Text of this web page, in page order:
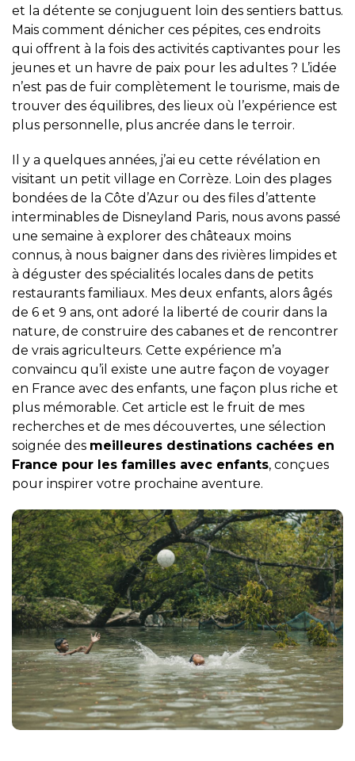
et la détente se conjuguent loin des sentiers battus.
Mais comment dénicher ces pépites, ces endroits
qui offrent à la fois des activités captivantes pour les
jeunes et un havre de paix pour les adultes ? L’idée
n’est pas de fuir complètement le tourisme, mais de
trouver des équilibres, des lieux où l’expérience est
plus personnelle, plus ancrée dans le terroir.
Il y a quelques années, j’ai eu cette révélation en
visitant un petit village en Corrèze. Loin des plages
bondées de la Côte d’Azur ou des files d’attente
interminables de Disneyland Paris, nous avons passé
une semaine à explorer des châteaux moins
connus, à nous baigner dans des rivières limpides et
à déguster des spécialités locales dans de petits
restaurants familiaux. Mes deux enfants, alors âgés
de 6 et 9 ans, ont adoré la liberté de courir dans la
nature, de construire des cabanes et de rencontrer
de vrais agriculteurs. Cette expérience m’a
convaincu qu’il existe une autre façon de voyager
en France avec des enfants, une façon plus riche et
plus mémorable. Cet article est le fruit de mes
recherches et de mes découvertes, une sélection
soignée des meilleures destinations cachées en
France pour les familles avec enfants, conçues
pour inspirer votre prochaine aventure.